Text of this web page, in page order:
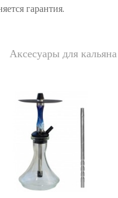
гарантия.
Аксесуары для кальяна